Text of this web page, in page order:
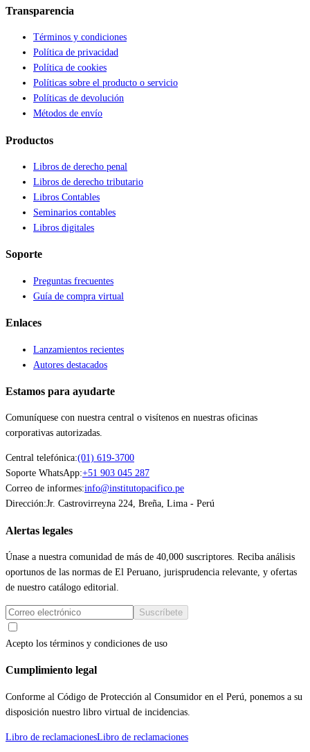
Transparencia
Términos y condiciones
Política de privacidad
Política de cookies
Políticas sobre el producto o servicio
Políticas de devolución
Métodos de envío
Productos
Libros de derecho penal
Libros de derecho tributario
Libros Contables
Seminarios contables
Libros digitales
Soporte
Preguntas frecuentes
Guía de compra virtual
Enlaces
Lanzamientos recientes
Autores destacados
Estamos para ayudarte
Comuníquese con nuestra central o visítenos en nuestras oficinas
corporativas autorizadas.
Central telefónica:(01) 619-3700
Soporte WhatsApp:+51 903 045 287
Correo de informes:info@institutopacifico.pe
Dirección:Jr. Castrovirreyna 224, Breña, Lima - Perú
Alertas legales
Únase a nuestra comunidad de más de 40,000 suscriptores. Reciba análisis
oportunos de las normas de El Peruano, jurisprudencia relevante, y ofertas
de nuestro catálogo editorial.
Suscríbete
Acepto los términos y condiciones de uso
Cumplimiento legal
Conforme al Código de Protección al Consumidor en el Perú, ponemos a su
disposición nuestro libro virtual de incidencias.
Libro de reclamacionesLibro de reclamaciones